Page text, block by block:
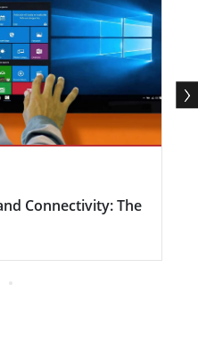
Connectivity: The